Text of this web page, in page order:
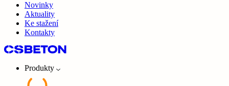
Novinky
Aktuality
Ke stažení
Kontakty
Produkty